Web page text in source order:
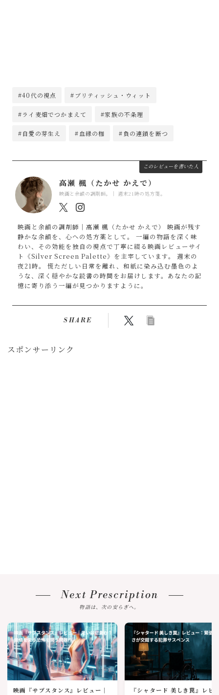
#40代の視点 #ブリティッシュ・ウィット
#ライ麦畑でつかまえて #家族の不条理
#自愛の芽生え #血縁の枷 #負の連鎖を断つ
このレビューを書いた人
高瀬 楓（たかせ かえで）
映画と余韻の調剤師。｜ 週末21時の処方箋。
映画と余韻の調剤師｜高瀬 楓（たかせ かえで） 映画が残す
静かな余韻を、心への処方薬として。 一編の物語を深く味
わい、その効能を独自の視点で丁寧に綴る映画レビューサイ
ト《Silver Screen Palette》を主宰しています。 週末の
夜21時。 慌ただしい日常を離れ、和紙に染み込む墨色のよ
うな、深く穏やかな読書の時間をお届けします。あなたの記
憶に寄り添う一編が見つかりますように。
SHARE
スポンサーリンク
Next Prescription
物語は、次の安らぎへ。
映画『サブスタンス』レビュー｜
『シャタード 美しき罠』レビ